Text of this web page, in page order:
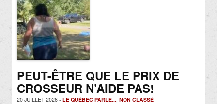
PEUT-ÊTRE QUE LE PRIX DE
CROSSEUR N’AIDE PAS!
20 JUILLET 2026 - LE QUÉBEC PARLE..., NON CLASSÉ